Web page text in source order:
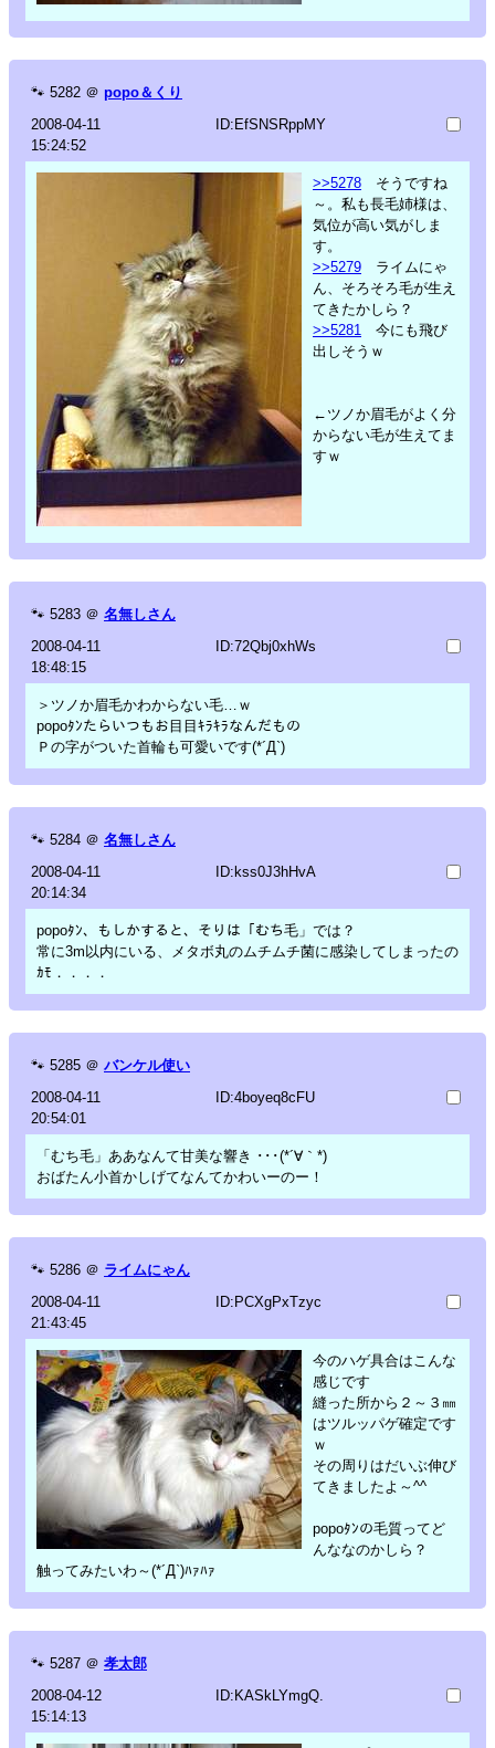
🐾 5282 ＠ popo＆くり
2008-04-11
15:24:52
ID:EfSNSRppMY
>>5278 そうですね
～。私も長毛姉様は、
気位が高い気がしま
す。
>>5279 ライムにゃ
ん、そろそろ毛が生え
てきたかしら？
>>5281
今にも飛び
出しそうｗ
←ツノか眉毛がよく分
からない毛が生えてま
すｗ
🐾 5283 ＠ 名無しさん
2008-04-11
18:48:15
ID:72Qbj0xhWs
＞ツノか眉毛かわからない毛…ｗ
popoﾀﾝたらいつもお目目ｷﾗｷﾗなんだもの
Ｐの字がついた首輪も可愛いです(*´Д`)
🐾 5284 ＠ 名無しさん
2008-04-11
20:14:34
ID:kss0J3hHvA
popoﾀﾝ、もしかすると、そりは「むち毛」では？
常に3m以内にいる、メタボ丸のムチムチ菌に感染してしまったの
ｶﾓ．．．．
🐾 5285 ＠ バンケル使い
2008-04-11
20:54:01
ID:4boyeq8cFU
「むち毛」ああなんて甘美な響き ･･･(*´∀｀*)
おばたん小首かしげてなんてかわいーのー！
🐾 5286 ＠ ライムにゃん
2008-04-11
21:43:45
ID:PCXgPxTzyc
今のハゲ具合はこんな
感じです
縫った所から２～３㎜
はツルッパゲ確定です
ｗ
その周りはだいぶ伸び
てきましたよ～^^
popoﾀﾝの毛質ってど
んななのかしら？
触ってみたいわ～(*´Д`)ﾊｧﾊｧ
🐾 5287 ＠ 孝太郎
2008-04-12
15:14:13
ID:KASkLYmgQ.